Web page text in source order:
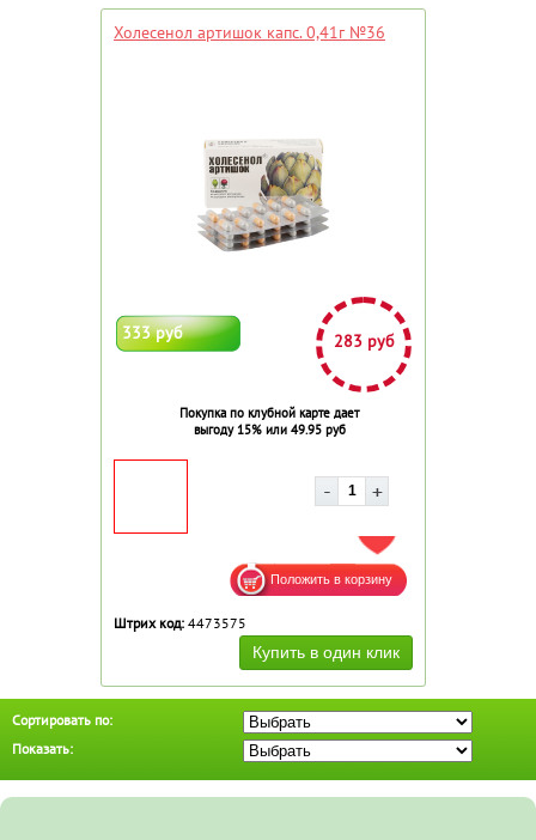
Холесенол артишок капс. 0,41г №36
333 руб 283 руб
Покупка по клубной карте дает
выгоду 15% или 49.95 руб
ДОБАВИТЬ В ИЗБРАННОЕ
Штрих код: 4473575
Сортировать по:
Показать: